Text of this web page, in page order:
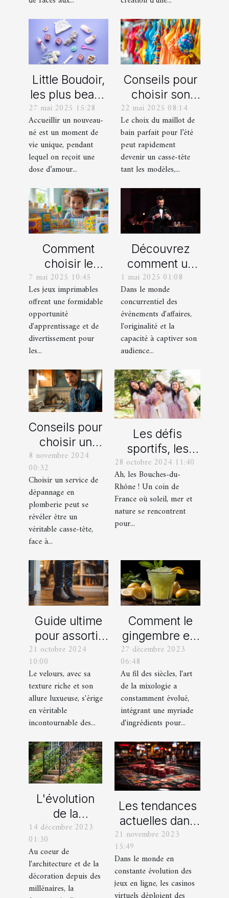
Little Boudoir,
les plus beaux
cadeaux de
naissance
personnalisés
!
27 mai 2025 15:28
Accueillir un nouveau-
né est un moment de
vie unique, pendant
lequel on reçoit une
dose d’amour...
Conseils pour
choisir son
maillot de bain
idéal pour l'été
22 mai 2025 08:14
Le choix du maillot de
bain parfait pour l’été
peut rapidement
devenir un casse-tête
tant les modèles,...
Comment
choisir le
meilleur jeu
imprimable
pour votre
enfant
7 mai 2025 10:45
Les jeux imprimables
offrent une formidable
opportunité
d'apprentissage et de
divertissement pour
les...
Découvrez
comment un
spectacle de
magie
transforme les
événements
professionnels
1 mai 2025 01:08
Dans le monde
concurrentiel des
événements d'affaires,
l'originalité et la
capacité à captiver son
audience...
Conseils pour
choisir un
bon service
dépannage
en plomberie
8 novembre 2024
00:32
Choisir un service de
dépannage en
plomberie peut se
révéler être un
véritable casse-tête,
face à...
Les défis
sportifs, les
incontournables
de toute
organisation
d’EVG et EVJF
28 octobre 2024 11:40
Ah, les Bouches-du-
Rhône ! Un coin de
France où soleil, mer et
nature se rencontrent
pour...
Guide ultime
pour assortir
vos
chaussures
avec des
pantalons en
velours
21 octobre 2024
10:00
Le velours, avec sa
texture riche et son
allure luxueuse, s'érige
en véritable
incontournable des...
Comment le
gingembre est
devenu un
ingrédient clé
dans la
mixologie
moderne
27 décembre 2023
06:48
Au fil des siècles, l'art
de la mixologie a
constamment évolué,
intégrant une myriade
d'ingrédients pour...
L'évolution
de la
ferronnerie
d'art à travers
les siècles
14 décembre 2023
01:30
Au coeur de
l'architecture et de la
décoration depuis des
millénaires, la
Les tendances
actuelles dans
les offres
promotionnelles
des casinos en
ligne
21 novembre 2023
15:49
Dans le monde en
constante évolution des
jeux en ligne, les casinos